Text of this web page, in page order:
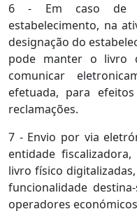
6 - Em caso de
estabelecimento, na
designação do
pode manter o livro
comunicar
efetuada, para
reclamações.
7 - Envio por via
entidade
livro físico
funcionalidade
operadores